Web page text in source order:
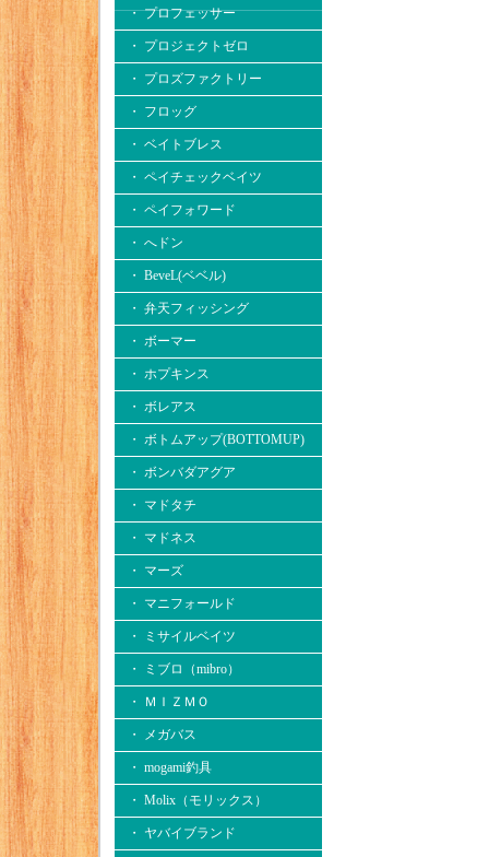
・ プロフェッサー
・ プロジェクトゼロ
・ プロズファクトリー
・ フロッグ
・ ベイトブレス
・ ペイチェックベイツ
・ ペイフォワード
・ へドン
・ BeveL(ベベル)
・ 弁天フィッシング
・ ボーマー
・ ホプキンス
・ ボレアス
・ ボトムアップ(BOTTOMUP)
・ ボンバダアグア
・ マドタチ
・ マドネス
・ マーズ
・ マニフォールド
・ ミサイルベイツ
・ ミブロ（mibro）
・ ＭＩＺＭＯ
・ メガバス
・ mogami釣具
・ Molix（モリックス）
・ ヤバイブランド